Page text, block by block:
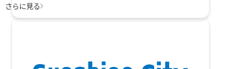
さらに見る